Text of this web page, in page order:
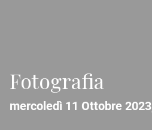
Fotografia
mercoledì 11 Ottobre